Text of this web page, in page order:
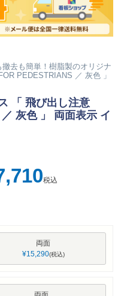
去も簡単！樹脂製のオリジナ
PEDESTRIANS ／ 灰色 」
「 飛び出し注意
灰色 」 両面表示 イ
税込
両面
¥15,290 税込